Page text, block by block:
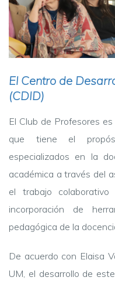
El Centro de
(CDID)
El Club de Profesores
que tiene el
especializados en la
académica a través del
el trabajo
incorporación de
pedagógica de la
De acuerdo con Elaisa
UM, el desarrollo de